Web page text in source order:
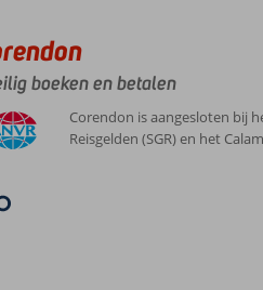
8
kwaliteit
10
10
10
10
boeken en betalen
Corendon is aangesloten bij
Reisgelden (SGR) en het